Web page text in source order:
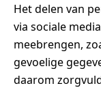
Het delen van
via sociale
meebrengen,
gevoelige
daarom